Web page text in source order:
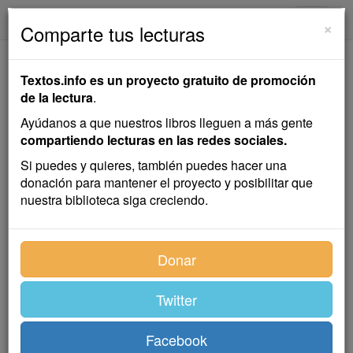
Mansegura
Emilia Pardo Bazán
Cuento
Siempre que ocurría algo superior a la comprensión
de los vecinos de Paramelle, preguntaban, como a un
oráculo, al tío Manuel el Viajante, hoy traficante en
ganado vacuno. ¡Sabía tantas cosas! ¡Había corrido
tantas tierras! Así, cuando vieron al señorito Roberto
Santomé en aquel condenado coche que sin caballos
iba como alma que el diablo lleva, acosaron al viejo
en la feria de la Lameiroa. El único que no preguntaba,
×
Comparte tus lecturas
Textos.info es un proyecto gratuito de promoción
de la lectura.
Ayúdanos a que nuestros libros lleguen a más gente
compartiendo lecturas en las redes sociales.
Si puedes y quieres, también puedes hacer una
donación para mantener el proyecto y posibilitar que
nuestra biblioteca siga creciendo.
Donar
Twitter
Facebook